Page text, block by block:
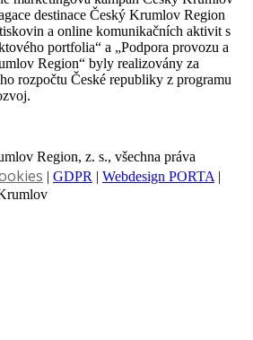
destinace Český Krumlov Region
a online komunikačních aktivit s
portfolia“ a „Podpora provozu a
Region“ byly realizovány za
rozpočtu České republiky z programu
Region, z. s., všechna práva
| GDPR | Webdesign PORTA |